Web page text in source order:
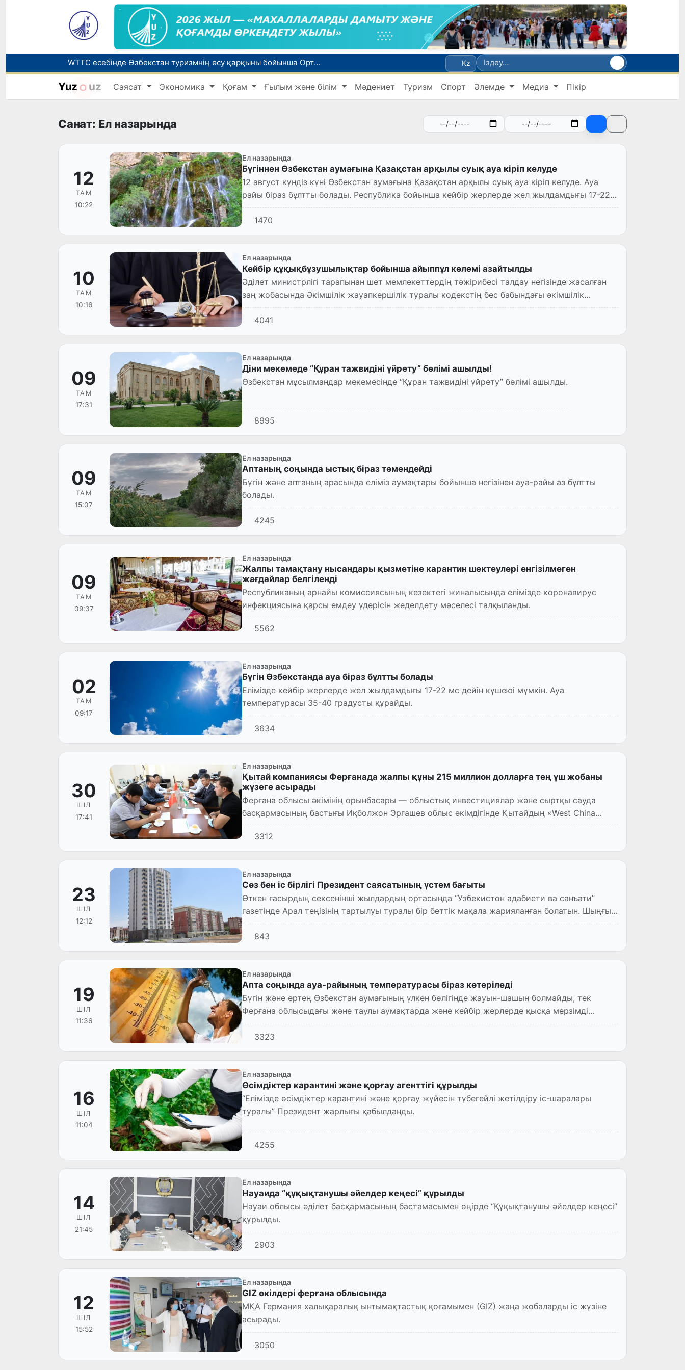
WTTC есебінде Өзбекстан туризмнің өсу қарқыны бойынша Орталық Азияда бірінші орынға шықты
Мүмкіндігі шектеулі талапкерлерге қабылдау емтихандарында қосымша уақыт беріледі
Беларусьтен Өзбекстанға екінші тікелей жүк пойызы жөнелтілді
Жарты жылда Өзбекстанда қанша егіз сәби дүниеге келді?
Kz
Yuz uz Саясат Экономика Қоғам Ғылым және білім Мәдениет Туризм Спорт Әлемде Медиа Пікір
Санат: Ел назарында
12
ТАМ
10:22
Ел назарында
Бүгіннен Өзбекстан аумағына Қазақстан арқылы суық ауа кіріп келуде
12 август күндіз күні Өзбекстан аумағына Қазақстан арқылы суық ауа кіріп келуде. Ауа
райы біраз бұлтты болады. Республика бойынша кейбір жерлерде жел жылдамдығы 17-22
м/с дейін к...
1470
10
ТАМ
10:16
Ел назарында
Кейбір құқықбұзушылықтар бойынша айыппұл көлемі азайтылды
Әділет министрлігі тарапынан шет мемлекеттердің тәжірибесі талдау негізінде жасалған
заң жобасында Әкімшілік жауапкершілік туралы кодекстің бес бабындағы әкімшілік
құқықбұзушылық ү...
4041
09
ТАМ
17:31
Ел назарында
Діни мекемеде “Құран тажвидіні үйрету” бөлімі ашылды!
Өзбекстан мұсылмандар мекемесінде “Құран тажвидіні үйрету” бөлімі ашылды.
8995
09
ТАМ
15:07
Ел назарында
Аптаның соңында ыстық біраз төмендейді
Бүгін және аптаның арасында еліміз аумақтары бойынша негізінен ауа-райы аз бұлтты
болады.
4245
09
ТАМ
09:37
Ел назарында
Жалпы тамақтану нысандары қызметіне карантин шектеулері енгізілмеген
жағдайлар белгіленді
Республиканың арнайы комиссиясының кезектегі жиналысында елімізде коронавирус
инфекциясына қарсы емдеу үдерісін жеделдету мәселесі талқыланды.
5562
02
ТАМ
09:17
Ел назарында
Бүгін Өзбекстанда ауа біраз бұлтты болады
Елімізде кейбір жерлерде жел жылдамдығы 17-22 мс дейін күшеюі мүмкін. Ауа
температурасы 35-40 градусты құрайды.
3634
30
ШІЛ
17:41
Ел назарында
Қытай компаниясы Ферғанада жалпы құны 215 миллион долларға тең үш жобаны
жүзеге асырады
Ферғана облысы әкімінің орынбасары — облыстық инвестициялар және сыртқы сауда
басқармасының бастығы Иқболжон Эргашев облыс әкімдігінде Қытайдың «West China
Cement Ltd» компаниясы...
3312
23
ШІЛ
12:12
Ел назарында
Сөз бен іс бірлігі Президент саясатының үстем бағыты
Өткен ғасырдың сексенінші жылдардың ортасында “Узбекистон адабиети ва санъати”
газетінде Арал теңізінің тартылуы туралы бір беттік мақала жарияланған болатын. Шыңғыз
Айтматов бас...
843
19
ШІЛ
11:36
Ел назарында
Апта соңында ауа-райының температурасы біраз көтеріледі
Бүгін және ертең Өзбекстан аумағының үлкен бөлігінде жауын-шашын болмайды, тек
Ферғана облысыдағы және таулы аумақтарда және кейбір жерлерде қысқа мерзімді
жауын-шашын сіркіреп ж...
3323
16
ШІЛ
11:04
Ел назарында
Өсімдіктер карантині және қорғау агенттігі құрылды
“Елімізде өсімдіктер карантині және қорғау жүйесін түбегейлі жетілдіру іс-шаралары
туралы” Президент жарлығы қабылданды.
4255
14
ШІЛ
21:45
Ел назарында
Науаида “құқықтанушы әйелдер кеңесі” құрылды
Науаи облысы әділет басқармасының бастамасымен өңірде “Құқықтанушы әйелдер кеңесі”
құрылды.
2903
12
ШІЛ
15:52
Ел назарында
GIZ өкілдері ферғана облысында
МҚА Германия халықаралық ынтымақтастық қоғамымен (GIZ) жаңа жобаларды іс жүзіне
асырады.
3050